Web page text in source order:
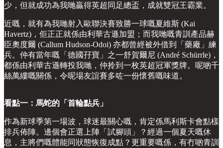
少，但就成功為我哋贏得英超同足總盃，成就雙冠王霸業。
近嘅，就有為我哋射入歐聯決賽致勝一球嘅夏維斯 (Kai
Havertz)，佢正正就係由利華古遜加盟；而我哋嘅青訓產品赫
臣奧度爾 (Callum Hudson-Odoi) 亦都曾經被外借到「藥廠」練
兵。仲有當年嘅「德國孖寶」之一舒賀爾尼 (André Schürrle)，
都係由利華古遜轉投我哋，仲拎到一枚英超冠軍獎牌。呢啲千
絲萬縷嘅關係，令呢場友誼賽多咗一份懷舊嘅味道。
看點一：馬蛇的「首輪點兵」
作為新球季第一場波，球迷最關心嘅，肯定係馬利斯卡會點樣
排兵佈陣。邊個會正選上陣「試腳頭」？經過一個夏天嘅休
息，主將們嘅體能同狀態恢復成點？更重要嘅係，有冇啲青訓